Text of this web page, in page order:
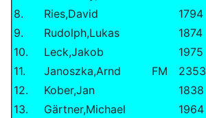
8.
Ries,David 1794
9.
Rudolph,Lukas 1874
10.
Leck,Jakob 1975
11.
Janoszka,Arnd FM 2353
12.
Kober,Jan 1838
13.
Gärtner,Michael 1964